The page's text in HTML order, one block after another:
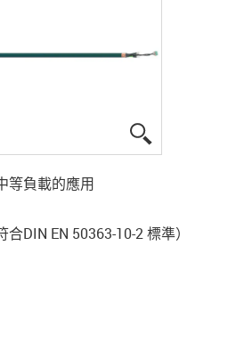
等負載的應用
DIN EN 50363-10-2 標準）